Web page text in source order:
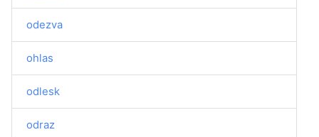
odezva
ohlas
odlesk
odraz